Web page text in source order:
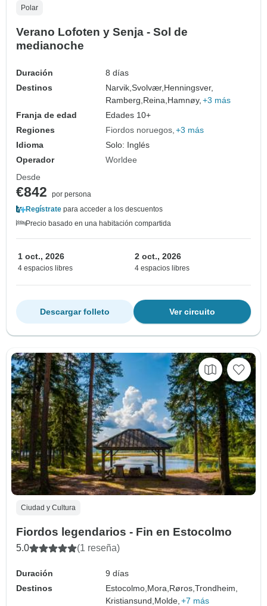
Polar
Verano Lofoten y Senja - Sol de
medianoche
Duración
8 días
Destinos
Narvik,Svolvær, Henningsver,
Ramberg, Reina, Hamnøy, +3 más
Franja de edad
Edades 10+
Regiones
Fiordos noruegos +3 más
Idioma
Solo: Inglés
Operador
Worldee
Desde
€842
por persona
Regístrate para acceder a los descuentos
Precio basado en una habitación compartida
1 oct., 2026
4 espacios libres
2 oct., 2026
4 espacios libres
Ver circuito
Descargar folleto
Ciudad y Cultura
Fiordos legendarios - Fin en Estocolmo
5.0 (1 reseña)
Duración
9 días
Destinos
Estocolmo, Mora, Røros,Trondheim,
Kristiansund, Molde, +7 más